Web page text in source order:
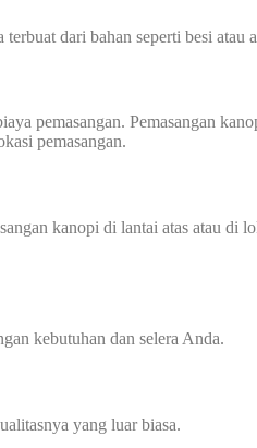
dari bahan seperti besi atau
pemasangan. Pemasangan
pemasangan.
kanopi di lantai atas atau di
kebutuhan dan selera Anda.
yang luar biasa.